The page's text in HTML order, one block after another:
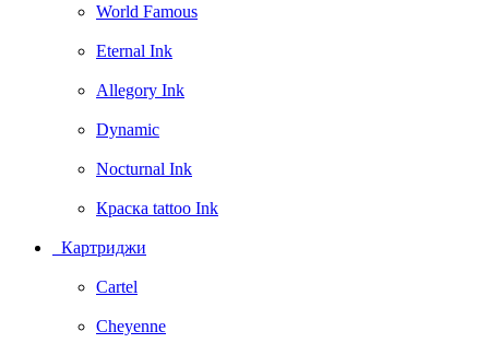
World Famous
Eternal Ink
Allegory Ink
Dynamic
Nocturnal Ink
Краска tattoo Ink
Картриджи
Cartel
Cheyenne